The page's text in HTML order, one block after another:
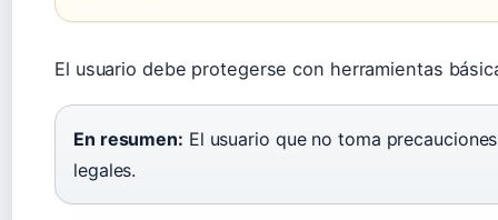
El usuario debe protegerse con herramientas
En resumen: El usuario que no toma
legales.